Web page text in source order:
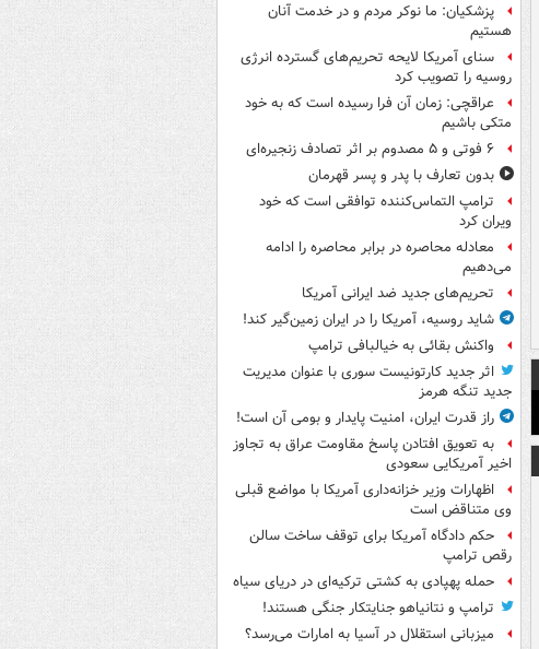
پزشکیان: ما نوکر مردم و در خدمت آنان
هستیم
سنای آمریکا لایحه تحریم‌های گسترده انرژی
روسیه را تصویب کرد
عراقچی: زمان آن فرا رسیده است که به خود
متکی باشیم
۶ فوتی و ۵ مصدوم بر اثر تصادف زنجیره‌ای
بدون تعارف با پدر و پسر قهرمان
ترامپ التماس‌کننده توافقی است که خود
ویران کرد
معادله محاصره در برابر محاصره را ادامه
می‌دهیم
تحریم‌های جدید ضد ایرانی آمریکا
شاید روسیه، آمریکا را در ایران زمین‌گیر کند!
واکنش بقائی به خیالبافی ترامپ
اثر جدید کارتونیست سوری با عنوان مدیریت
جدید تنگه هرمز
راز قدرت ایران، امنیت پایدار و بومی آن است!
به تعویق افتادن پاسخ مقاومت عراق به تجاوز
اخیر آمریکایی سعودی
اظهارات وزیر خزانه‌داری آمریکا با مواضع قبلی
وی متناقض است
حکم دادگاه آمریکا برای توقف ساخت سالن
رقص ترامپ
حمله پهپادی به کشتی ترکیه‌ای در دریای سیاه
ترامپ و نتانیاهو جنایتکار جنگی هستند!
میزبانی استقلال در آسیا به امارات می‌رسد؟